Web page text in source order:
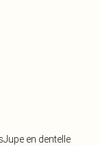
Jupe en dentelle